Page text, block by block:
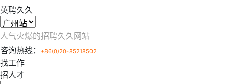
英聘久久
人气火爆的招聘久久网站
咨询热线：
+86(0)20-85218502
找工作
招人才